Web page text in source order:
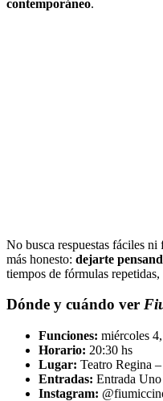
contemporáneo.
No busca respuestas fáciles
más honesto: dejarte
tiempos de fórmulas
Dónde y cuándo ver
Funciones: miércoles
Horario: 20:30 hs
Lugar: Teatro Regina
Entradas: Entrada Uno
Instagram: